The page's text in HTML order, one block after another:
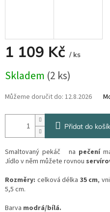
1 109 Kč / ks
cena:
Skladem (2 ks)
Můžeme doručit do: 12.8.2026
Přidat do
Smaltovaný pekáč na pečení
Jídlo v něm můžete rovnou
Rozměry: celková délka 35 cm,
5,5 cm.
Barva modrá/bílá.